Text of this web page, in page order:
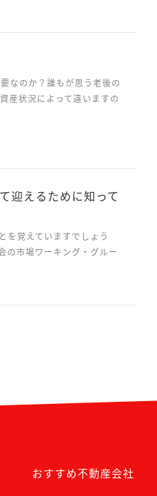
なのか？誰もが思う老後の
産状況によって違いますの
る方法とはどのような...
迎えるために知って
を覚えていますでしょう
の市場ワーキング・グルー
...
おすすめ不動産会社